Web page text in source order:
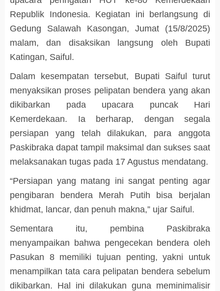
Republik Indonesia. Kegiatan ini berlangsung di
Gedung Salawah Kasongan, Jumat (15/8/2025)
malam, dan disaksikan langsung oleh Bupati
Katingan, Saiful.
Dalam kesempatan tersebut, Bupati Saiful turut
menyaksikan proses pelipatan bendera yang akan
dikibarkan pada upacara puncak Hari
Kemerdekaan. Ia berharap, dengan segala
persiapan yang telah dilakukan, para anggota
Paskibraka dapat tampil maksimal dan sukses saat
melaksanakan tugas pada 17 Agustus mendatang.
“Persiapan yang matang ini sangat penting agar
pengibaran bendera Merah Putih bisa berjalan
khidmat, lancar, dan penuh makna,” ujar Saiful.
Sementara itu, pembina Paskibraka
menyampaikan bahwa pengecekan bendera oleh
Pasukan 8 memiliki tujuan penting, yakni untuk
menampilkan tata cara pelipatan bendera sebelum
dikibarkan. Hal ini dilakukan guna meminimalisir